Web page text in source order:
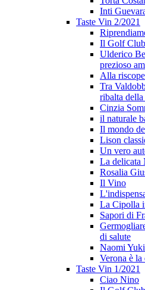
Inti
Taste Vin 2/2021
Il Golf
Ulderico
prezioso
Alla
Tra
ribalta
Cinzia
il naturale
Il mondo
Lison
Un vero
La delicata
Rosalia
Il Vino
La Cipolla
Sapori di
di salute
Naomi
Verona è
Taste Vin 1/2021
Ciao Nino